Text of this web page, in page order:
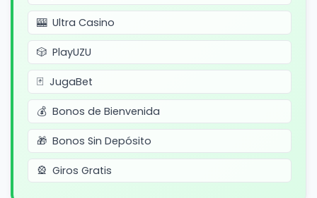
Ultra Casino
PlayUZU
JugaBet
Bonos de Bienvenida
Bonos Sin Depósito
Giros Gratis